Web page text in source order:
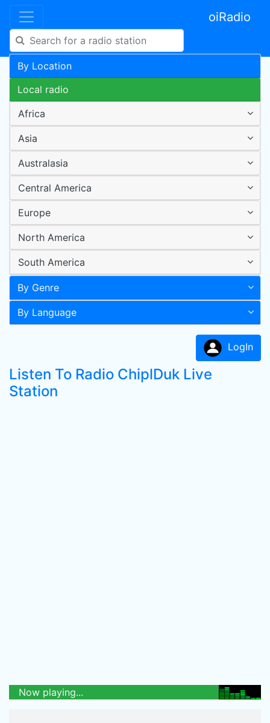
oiRadio
By Location
Local radio
Africa
Asia
Australasia
Central America
Europe
North America
South America
By Genre
By Language
LogIn
Listen To Radio ChiplDuk Live
Station
Now playing...